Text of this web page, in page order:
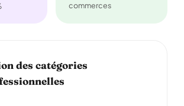
commerces
des catégories